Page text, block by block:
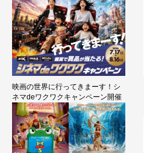
映画の世界に行ってきまーす！シ
ネマdeワクワクキャンペーン開催